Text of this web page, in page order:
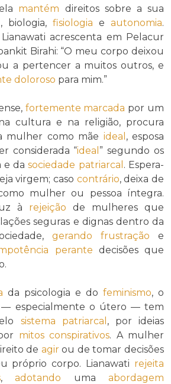
mantém direitos sobre a sua
, biologia, fisiologia e autonomia.
acrescenta em Pelacur
Birahi: “O meu corpo deixou
a pertencer a muitos outros, e
doloroso para mim.”
fortemente marcada por um
cultura e na religião, procura
mulher como mãe ideal , esposa
considerada “ideal ” segundo os
e dasociedade patriarcal . Espera-
virgem; caso contrário, deixa de
mulher ou pessoa íntegra.
à rejeição de mulheres que
seguras e dignas dentro da
gerando frustração e
perante decisões que
da psicologia e do feminismo, o
especialmente o útero — tem
sistema patriarcal , por ideias
mitos conspirativos. A mulher
de agirou de tomar decisões
próprio corpo. Lianawati rejeita
, adotando uma abordagem